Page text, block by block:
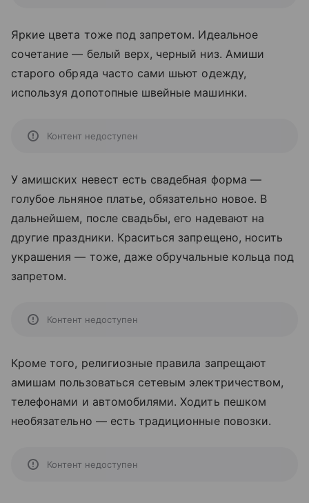
Яркие цвета тоже под запретом. Идеальное
сочетание — белый верх, черный низ. Амиши
старого обряда часто сами шьют одежду,
используя допотопные швейные машинки.
Контент недоступен
У амишских невест есть свадебная форма —
голубое льняное платье, обязательно новое. В
дальнейшем, после свадьбы, его надевают на
другие праздники. Краситься запрещено, носить
украшения — тоже, даже обручальные кольца под
запретом.
Контент недоступен
Кроме того, религиозные правила запрещают
амишам пользоваться сетевым электричеством,
телефонами и автомобилями. Ходить пешком
необязательно — есть традиционные повозки.
Контент недоступен